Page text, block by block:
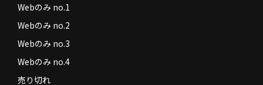
Webのみ no.1
Webのみ no.2
Webのみ no.3
Webのみ no.4
売り切れ